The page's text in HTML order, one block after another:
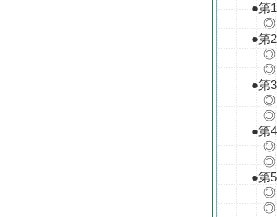
●第
◎
●第
◎
◎〈
●第
◎
◎
●第
◎〈
◎〈
●第
◎
◎〈